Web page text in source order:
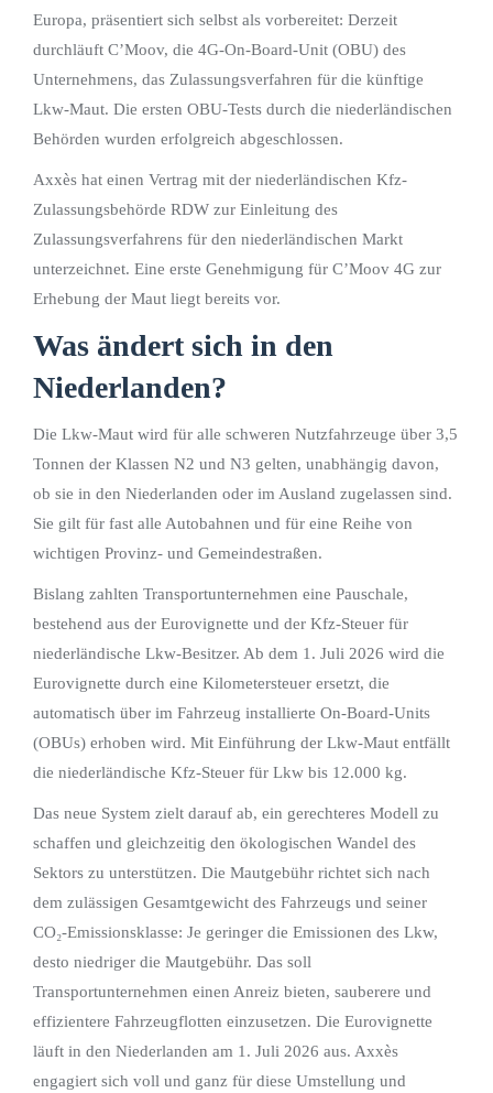
Europa, präsentiert sich selbst als vorbereitet: Derzeit
durchläuft C’Moov, die 4G-On-Board-Unit (OBU) des
Unternehmens, das Zulassungsverfahren für die künftige
Lkw-Maut. Die ersten OBU-Tests durch die niederländischen
Behörden wurden erfolgreich abgeschlossen.
Axxès hat einen Vertrag mit der niederländischen Kfz-
Zulassungsbehörde RDW zur Einleitung des
Zulassungsverfahrens für den niederländischen Markt
unterzeichnet. Eine erste Genehmigung für C’Moov 4G zur
Erhebung der Maut liegt bereits vor.
Was ändert sich in den
Niederlanden?
Die Lkw-Maut wird für alle schweren Nutzfahrzeuge über 3,5
Tonnen der Klassen N2 und N3 gelten, unabhängig davon,
ob sie in den Niederlanden oder im Ausland zugelassen sind.
Sie gilt für fast alle Autobahnen und für eine Reihe von
wichtigen Provinz- und Gemeindestraßen.
Bislang zahlten Transportunternehmen eine Pauschale,
bestehend aus der Eurovignette und der Kfz-Steuer für
niederländische Lkw-Besitzer. Ab dem 1. Juli 2026 wird die
Eurovignette durch eine Kilometersteuer ersetzt, die
automatisch über im Fahrzeug installierte On-Board-Units
(OBUs) erhoben wird. Mit Einführung der Lkw-Maut entfällt
die niederländische Kfz-Steuer für Lkw bis 12.000 kg.
Das neue System zielt darauf ab, ein gerechteres Modell zu
schaffen und gleichzeitig den ökologischen Wandel des
Sektors zu unterstützen. Die Mautgebühr richtet sich nach
dem zulässigen Gesamtgewicht des Fahrzeugs und seiner
CO₂-Emissionsklasse: Je geringer die Emissionen des Lkw,
desto niedriger die Mautgebühr. Das soll
Transportunternehmen einen Anreiz bieten, sauberere und
effizientere Fahrzeugflotten einzusetzen. Die Eurovignette
läuft in den Niederlanden am 1. Juli 2026 aus. Axxès
engagiert sich voll und ganz für diese Umstellung und